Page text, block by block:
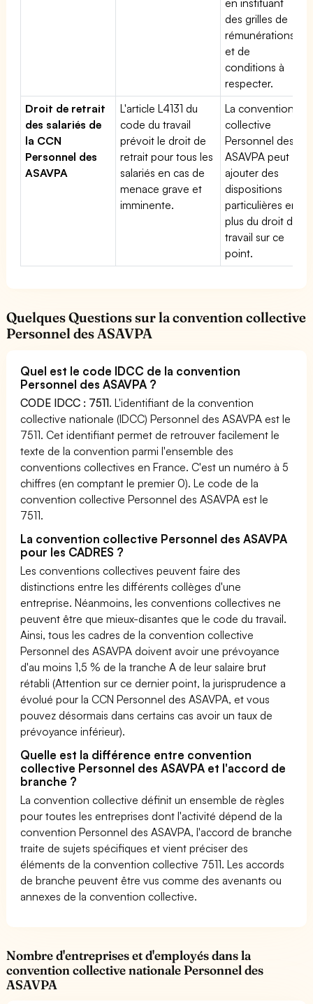
des grilles de
rémunérations
et de
conditions à
respecter.
Droit de retrait
des salariés de
la CCN
Personnel des
ASAVPA
L'article L4131 du
code du travail
prévoit le droit de
retrait pour tous les
salariés en cas de
menace grave et
imminente.
La convention
collective
Personnel des
ASAVPA peut
ajouter des
dispositions
particulières en
plus du droit du
travail sur ce
point.
Quelques Questions sur la convention collective
Personnel des ASAVPA
Quel est le code IDCC de la convention
Personnel des ASAVPA ?
CODE IDCC : 7511. L'identifiant de la convention
collective nationale (IDCC) Personnel des ASAVPA est le
7511. Cet identifiant permet de retrouver facilement le
texte de la convention parmi l'ensemble des
conventions collectives en France. C'est un numéro à 5
chiffres (en comptant le premier 0). Le code de la
convention collective Personnel des ASAVPA est le
7511.
La convention collective Personnel des ASAVPA
pour les CADRES ?
Les conventions collectives peuvent faire des
distinctions entre les différents collèges d'une
entreprise. Néanmoins, les conventions collectives ne
peuvent être que mieux-disantes que le code du travail.
Ainsi, tous les cadres de la convention collective
Personnel des ASAVPA doivent avoir une prévoyance
d'au moins 1,5 % de la tranche A de leur salaire brut
rétabli (Attention sur ce dernier point, la jurisprudence a
évolué pour la CCN Personnel des ASAVPA, et vous
pouvez désormais dans certains cas avoir un taux de
prévoyance inférieur).
Quelle est la différence entre convention
collective Personnel des ASAVPA et l'accord de
branche ?
La convention collective définit un ensemble de règles
pour toutes les entreprises dont l'activité dépend de la
convention Personnel des ASAVPA, l'accord de branche
traite de sujets spécifiques et vient préciser des
éléments de la convention collective 7511. Les accords
de branche peuvent être vus comme des avenants ou
annexes de la convention collective.
Nombre d'entreprises et d'employés dans la
convention collective nationale Personnel des
ASAVPA